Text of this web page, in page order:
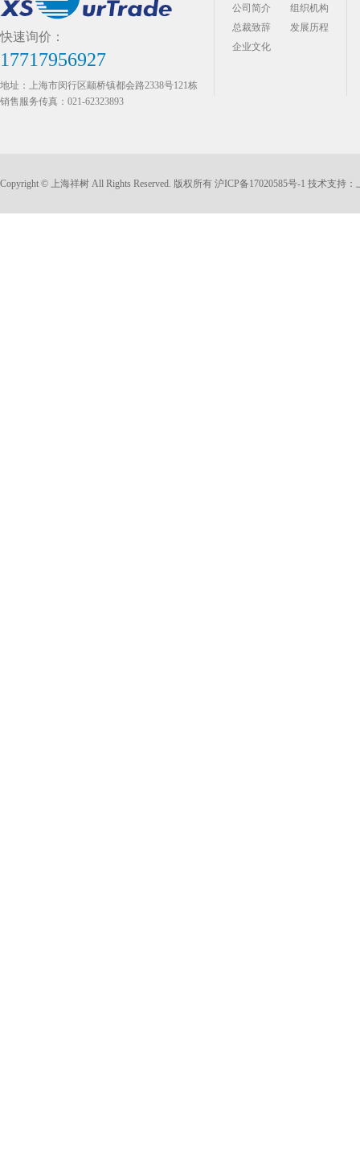
快速询价：
17717956927
地址：上海市闵行区颛桥镇都会路2338号121栋
销售服务传真：021-62323893
公司简介
组织机构
总裁致辞
发展历程
企业文化
Copyright © 上海祥树 All Rights Reserved. 版权所有 沪ICP备17020585号-1 技术支持：